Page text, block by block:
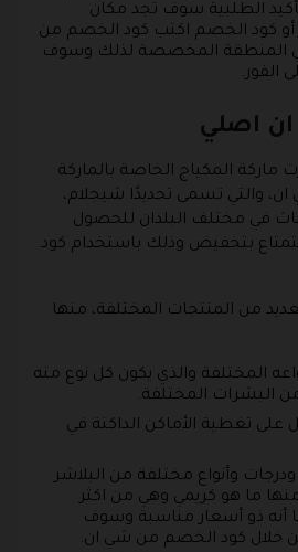
الطلبية سوف تجد مكان
كود الخصم اكتب كود الخصم من
المنطقة المخصصة لذلك وسوف
الفور.
اصلي
ماركة المكياج الخاصة بالماركة
والتي تسمى تحديدًا شيجلام،
في مختلف البلدان للحصول
بتخفيض وذلك باستخدام كود
من المنتجات المختلفة، منها
المختلفة والذي يكون كل نوع منه
البشرات المختلفة.
على تغطية الأماكن الداكنة في
ودرجات وأنواع مختلفة من البلاشر
ما هو كريمي وهي من اكثر
أنه ذو أسعار مناسبة وسوف
كود الخصم من شي ان.